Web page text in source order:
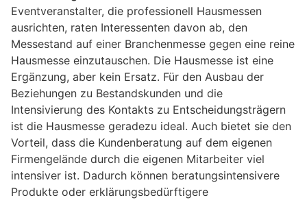
Eventveranstalter, die professionell Hausmessen
ausrichten, raten Interessenten davon ab, den
Messestand auf einer Branchenmesse gegen eine reine
Hausmesse einzutauschen. Die Hausmesse ist eine
Ergänzung, aber kein Ersatz. Für den Ausbau der
Beziehungen zu Bestandskunden und die
Intensivierung des Kontakts zu Entscheidungsträgern
ist die Hausmesse geradezu ideal. Auch bietet sie den
Vorteil, dass die Kundenberatung auf dem eigenen
Firmengelände durch die eigenen Mitarbeiter viel
intensiver ist. Dadurch können beratungsintensivere
Produkte oder erklärungsbedürftigere